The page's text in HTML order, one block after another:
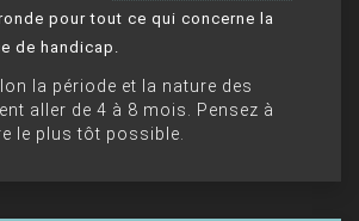
pour tout ce qui concerne la
de handicap.
la période et la nature des
aller de 4 à 8 mois. Pensez à
le plus tôt possible.